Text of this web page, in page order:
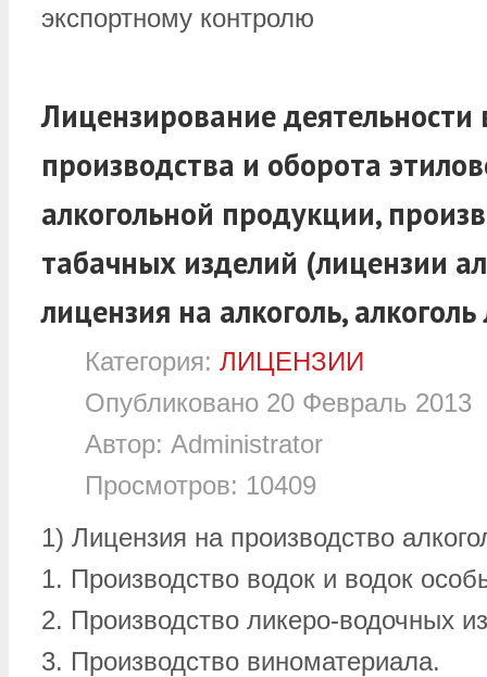
экспортному контролю
Лицензирование деятельности
производства и оборота
алкогольной продукции,
табачных изделий (лицензии
лицензия на алкоголь,
Категория: ЛИЦЕНЗИИ
Опубликовано 20 Февраль 2013
Автор: Administrator
Просмотров: 10409
1) Лицензия на производство
1. Производство водок и водок
2. Производство ликеро-водочных
3. Производство виноматериала.